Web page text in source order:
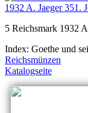
5 Reichsmark 1932
Index: Goethe und
Reichsmünzen
Katalogseite